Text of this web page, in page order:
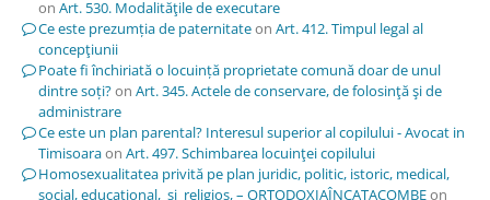
on Art. 530. Modalităţile de executare
Ce este prezumția de paternitateon Art. 412. Timpul legal al
concepţiunii
Poate fi închiriată o locuință proprietate comună doar de unul
dintre soți?on Art. 345. Actele de conservare, de folosinţă şi de
administrare
Ce este un plan parental? Interesul superior al copilului - Avocat in
Timisoaraon Art. 497. Schimbarea locuinţei copilului
Homosexualitatea privită pe plan juridic, politic, istoric, medical,
social, educațional, și religios, – ORTODOXIAÎNCATACOMBEon